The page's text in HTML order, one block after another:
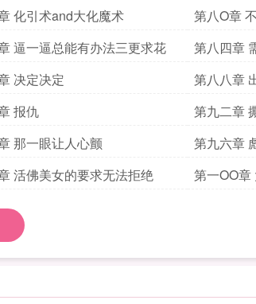
化引术and大化魔术
第八O章
逼一逼总能有办法三更求花
第八四章
决定决定
第八八章
报仇
第九二章
那一眼让人心颤
第九六章
活佛美女的要求无法拒绝 第一OO章